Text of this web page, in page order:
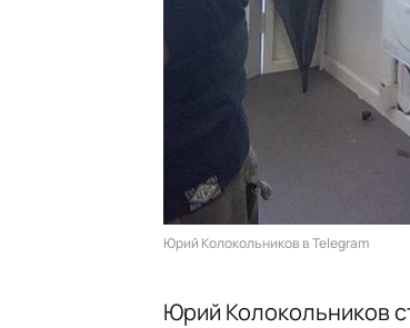
Юрий Колокольников в Telegram
Юрий Колокольников